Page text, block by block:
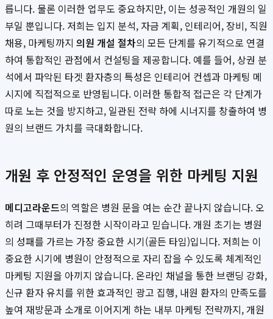
릅니다. 물론 이러한 업무도 중요하지만, 이는 성공적인 개원의 일
부일 뿐입니다. 저희는 입지 분석, 자금 계획, 인테리어, 장비, 직원
채용, 마케팅까지 의원 개설 절차의 모든 단계를 유기적으로 연결
하여 통합적인 관점에서 컨설팅을 제공합니다. 예를 들어, 상권 분
석에서 파악된 타겟 환자층의 특성은 인테리어 컨셉과 마케팅 메
시지에 직접적으로 반영됩니다. 이러한 통합적 접근은 각 단계가
따로 노는 것을 방지하고, 일관된 전략 하에 시너지를 창출하여 병
원의 브랜드 가치를 극대화합니다.
개원 후 안정적인 운영을 위한 마케팅 지원
메디고라운드의 역할은 병원 문을 여는 순간 끝나지 않습니다. 오
히려 그때부터가 진정한 시작이라고 믿습니다. 개원 초기는 병원
의 성패를 가르는 가장 중요한 시기(골든 타임)입니다. 저희는 이
중요한 시기에 병원이 안정적으로 자리 잡을 수 있도록 체계적인
마케팅 지원을 아끼지 않습니다. 온라인 채널을 통한 브랜딩 강화,
신규 환자 유치를 위한 효과적인 광고 집행, 내원 환자의 만족도를
높여 재방문과 소개로 이어지게 하는 내부 마케팅 전략까지, 개원